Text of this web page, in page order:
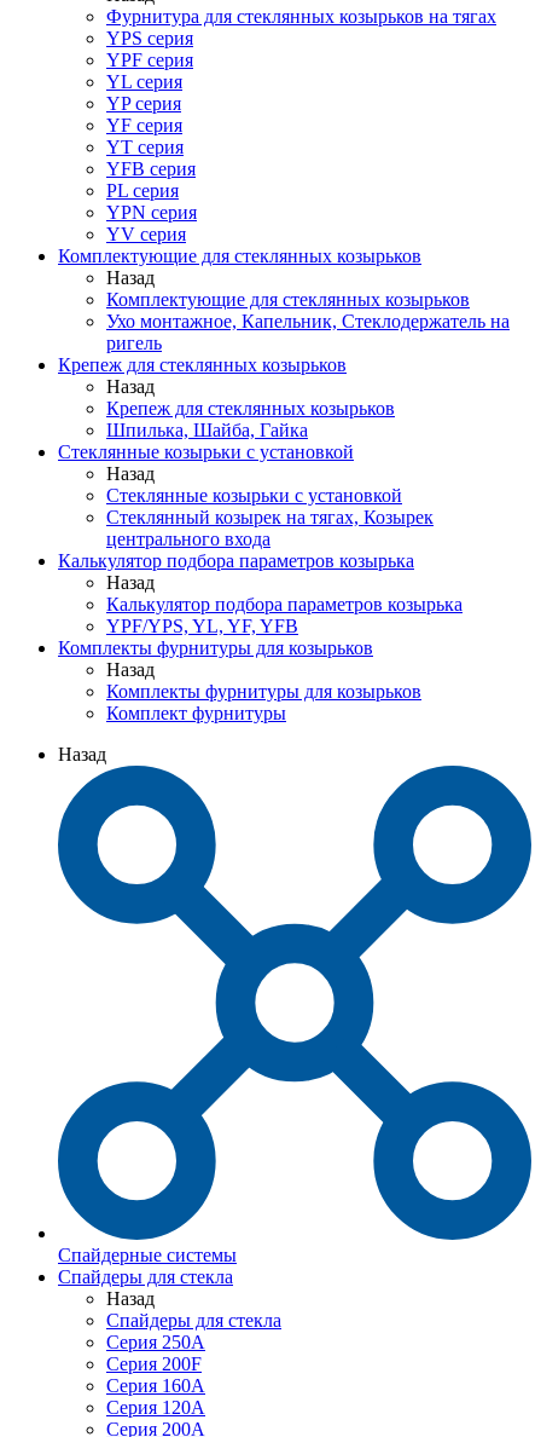
Фурнитура для стеклянных козырьков на тягах
YPS серия
YPF серия
YL серия
YP серия
YF серия
YT серия
YFB серия
PL серия
YPN серия
YV серия
Комплектующие для стеклянных козырьков
Назад
Комплектующие для стеклянных козырьков
Ухо монтажное, Капельник, Стеклодержатель на
ригель
Крепеж для стеклянных козырьков
Назад
Крепеж для стеклянных козырьков
Шпилька, Шайба, Гайка
Стеклянные козырьки с установкой
Назад
Стеклянные козырьки с установкой
Стеклянный козырек на тягах, Козырек
центрального входа
Калькулятор подбора параметров козырька
Назад
Калькулятор подбора параметров козырька
YPF/YPS, YL, YF, YFB
Комплекты фурнитуры для козырьков
Назад
Комплекты фурнитуры для козырьков
Комплект фурнитуры
Назад
Спайдерные системы
Спайдеры для стекла
Назад
Спайдеры для стекла
Серия 250А
Серия 200F
Серия 160А
Серия 120A
Серия 200А